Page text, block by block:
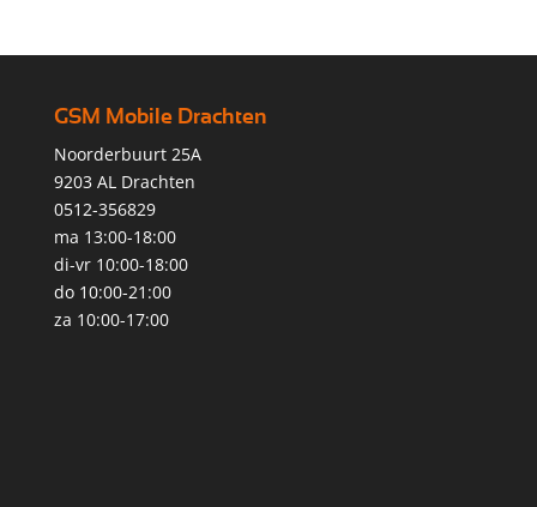
GSM Mobile Drachten
Noorderbuurt 25A
9203 AL Drachten
0512-356829
ma 13:00-18:00
di-vr 10:00-18:00
do 10:00-21:00
za 10:00-17:00